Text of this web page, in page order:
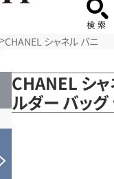
CHANEL シャネル バニテ
CHANEL シ
ルダー バッ